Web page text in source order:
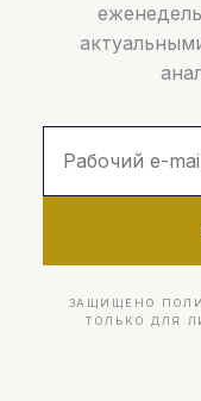
ЗАЩИЩЕНО
ТОЛЬКО ДЛЯ